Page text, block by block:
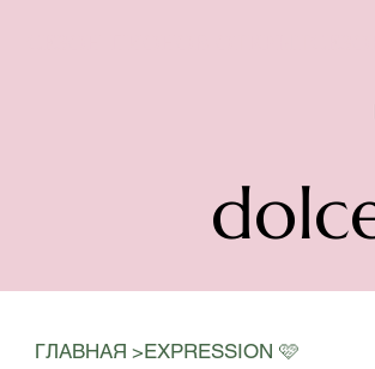
ГЛАВНАЯ >EXPRESSION 🩷